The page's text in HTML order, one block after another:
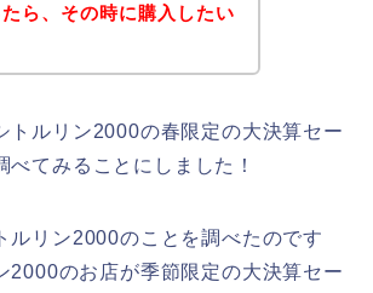
ら、その時に購入したい
トルリン2000の春限定の大決算セー
べてみることにしました！
ルリン2000のことを調べたのです
2000のお店が季節限定の大決算セー